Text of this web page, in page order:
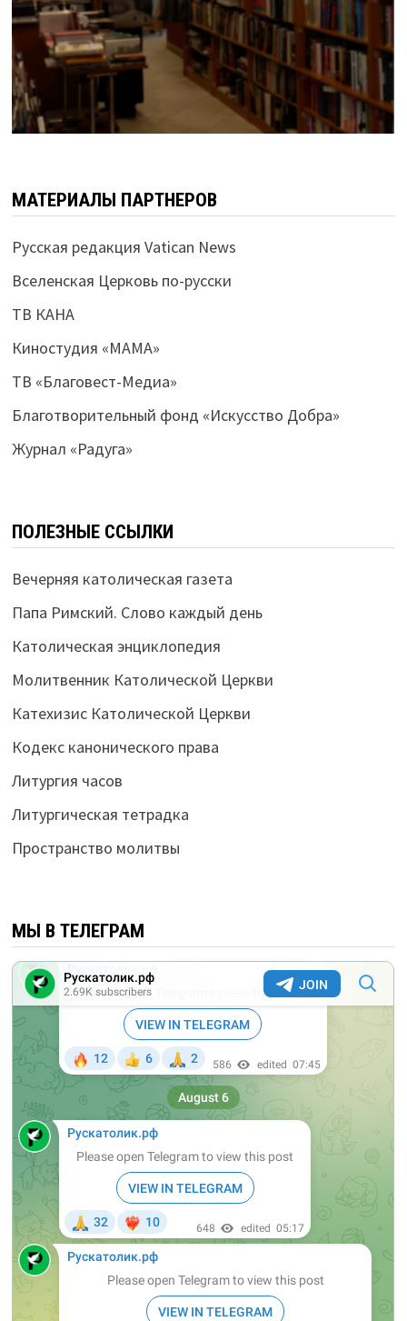
МАТЕРИАЛЫ ПАРТНЕРОВ
Русская редакция Vatican News
Вселенская Церковь по-русски
ТВ КАНА
Киностудия «МАМА»
ТВ «Благовест-Медиа»
Благотворительный фонд «Искусство Добра»
Журнал «Радуга»
ПОЛЕЗНЫЕ ССЫЛКИ
Вечерняя католическая газета
Папа Римский. Слово каждый день
Католическая энциклопедия
Молитвенник Католической Церкви
Катехизис Католической Церкви
Кодекс канонического права
Литургия часов
Литургическая тетрадка
Пространство молитвы
МЫ В ТЕЛЕГРАМ